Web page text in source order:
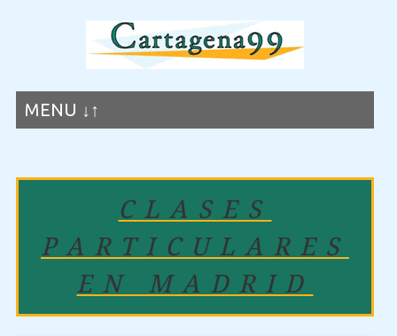
MENU ↓↑
CLASES
PARTICULARES
EN MADRID